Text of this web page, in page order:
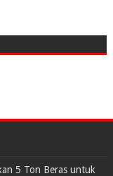
5 Ton Beras untuk